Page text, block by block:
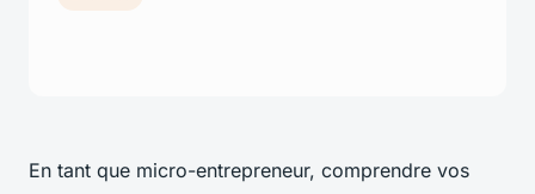
En tant que micro-entrepreneur, comprendre vos